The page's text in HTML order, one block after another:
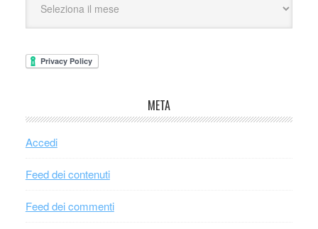
META
Accedi
Feed dei contenuti
Feed dei commenti